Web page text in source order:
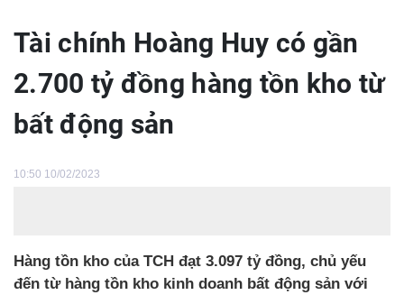
Tài chính Hoàng Huy có gần
2.700 tỷ đồng hàng tồn kho từ
bất động sản
10:50 10/02/2023
Hàng tồn kho của TCH đạt 3.097 tỷ đồng, chủ yếu
đến từ hàng tồn kho kinh doanh bất động sản với